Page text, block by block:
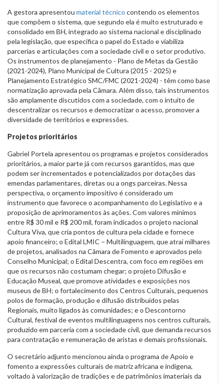
A gestora apresentou material técnico contendo os elementos
que compõem o sistema, que segundo ela é muito estruturado e
consolidado em BH, integrado ao sistema nacional e disciplinado
pela legislação, que especifica o papel do Estado e viabiliza
parcerias e articulações com a sociedade civil e o setor produtivo.
Os instrumentos de planejamento - Plano de Metas da Gestão
(2021-2024), Plano Municipal de Cultura (2015 - 2025) e
Planejamento Estratégico SMC/FMC (2021-2024) - têm como base
normatização aprovada pela Câmara. Além disso, tais instrumentos
são amplamente discutidos com a sociedade, com o intuito de
descentralizar os recursos e democratizar o acesso, promover a
diversidade de territórios e expressões.
Projetos prioritários
Gabriel Portela apresentou os programas e projetos considerados
prioritários, a maior parte já com recursos garantidos, mas que
podem ser incrementados e potencializados por dotações das
emendas parlamentares, diretas ou a ongs parceiras. Nessa
perspectiva, o orçamento impositivo é considerado um
instrumento que favorece o acompanhamento do Legislativo e a
proposição de aprimoramentos às ações. Com valores mínimos
entre R$ 30 mil e R$ 200 mil, foram indicados o projeto nacional
Cultura Viva, que cria pontos de cultura pela cidade e fornece
apoio financeiro; o Edital LMIC – Multilinguagem, que atrai milhares
de projetos, analisados na Câmara de Fomento e aprovados pelo
Conselho Municipal; o Edital Descentra, com foco em regiões em
que os recursos não costumam chegar; o projeto Difusão e
Educação Museal, que promove atividades e exposições nos
museus de BH; o fortalecimento dos Centros Culturais, pequenos
polos de formação, produção e difusão distribuídos pelas
Regionais, muito ligados às comunidades; e o Descontorno
Cultural, festival de eventos multilinguagens nos centros culturais,
produzido em parceria com a sociedade civil, que demanda recursos
para contratação e remuneração de aristas e demais profissionais.
O secretário adjunto mencionou ainda o programa de Apoio e
fomento a expressões culturais de matriz africana e indígena,
voltado à valorização de tradições e de patrimônios imateriais da